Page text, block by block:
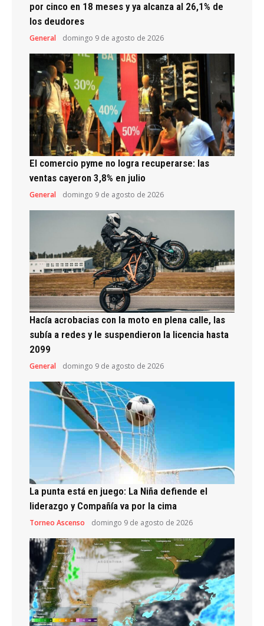
por cinco en 18 meses y ya alcanza al 26,1% de
los deudores
General domingo 9 de agosto de 2026
El comercio pyme no logra recuperarse: las
ventas cayeron 3,8% en julio
General domingo 9 de agosto de 2026
Hacía acrobacias con la moto en plena calle, las
subía a redes y le suspendieron la licencia hasta
2099
General domingo 9 de agosto de 2026
La punta está en juego: La Niña defiende el
liderazgo y Compañía va por la cima
Torneo Ascenso domingo 9 de agosto de 2026